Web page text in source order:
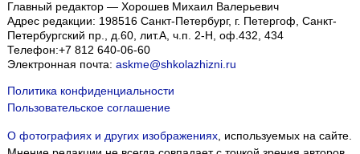
Главный редактор — Хорошев Михаил Валерьевич
Адрес редакции: 198516 Санкт-Петербург, г. Петергоф, Санкт-
Петербургский пр., д.60, лит.А, ч.п. 2-Н, оф.432, 434
Телефон:+7 812 640-06-60
Электронная почта: askme@shkolazhizni.ru
Политика конфиденциальности
Пользовательское соглашение
О фотографиях и других изображениях, используемых на сайте.